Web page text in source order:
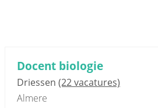
Docent biologie
Driessen (22 vacatures)
Almere